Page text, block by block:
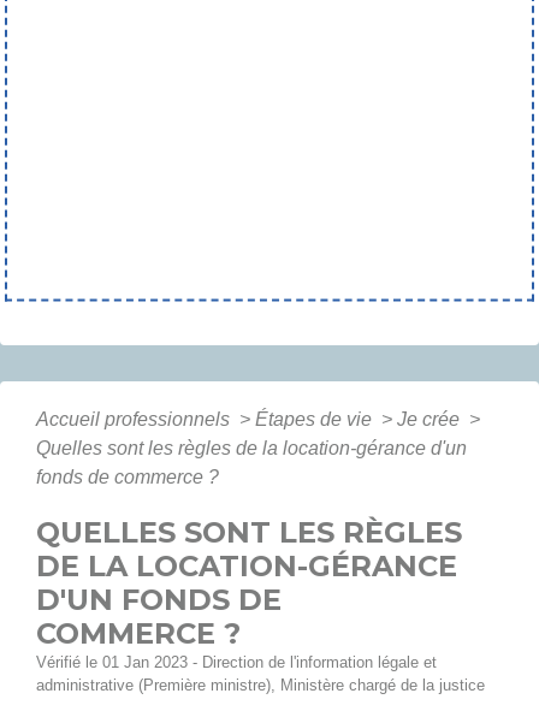
Accueil professionnels > Étapes de vie > Je crée >
Quelles sont les règles de la location-gérance d'un
fonds de commerce ?
QUELLES SONT LES RÈGLES
DE LA LOCATION-GÉRANCE
D'UN FONDS DE
COMMERCE ?
Vérifié le 01 Jan 2023 - Direction de l'information légale et
administrative (Première ministre), Ministère chargé de la justice